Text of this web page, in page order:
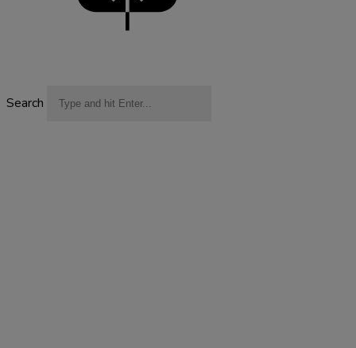
Search